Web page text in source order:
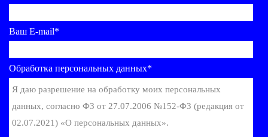
Ваш E-mail*
Обработка персональных данных*
Я даю разрешение на обработку моих персональных
данных, согласно ФЗ от 27.07.2006 №152-ФЗ (редакция от
02.07.2021) «О персональных данных».